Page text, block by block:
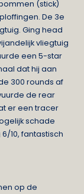
(stick)
De 3e
Ging head
vliegtuig
een 5-star
dat hij aan
300 rounds af
de rear
er een tracer
schade
10, fantastisch
op de